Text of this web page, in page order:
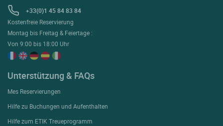
+33(0)1 45 84 83 84
Kostenfreie Reservierung
Montag bis Freitag & Feiertage :
Von 9:00 bis 18:00 Uhr
Unterstützung & FAQs
Mes Reservierungen
Hilfe zu Buchungen und Aufenthalten
Hilfe zum ETIK Treueprogramm